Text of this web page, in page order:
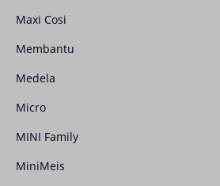
Maxi Cosi
Membantu
Medela
Micro
MINI Family
MiniMeis